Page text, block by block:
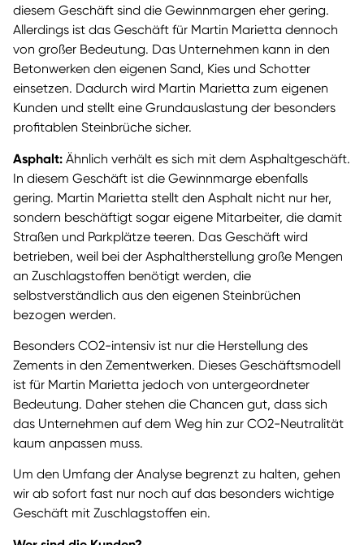
diesem Geschäft sind die Gewinnmargen eher gering.
Allerdings ist das Geschäft für Martin Marietta dennoch
von großer Bedeutung. Das Unternehmen kann in den
Betonwerken den eigenen Sand, Kies und Schotter
einsetzen. Dadurch wird Martin Marietta zum eigenen
Kunden und stellt eine Grundauslastung der besonders
profitablen Steinbrüche sicher.
Asphalt: Ähnlich verhält es sich mit dem Asphaltgeschäft.
In diesem Geschäft ist die Gewinnmarge ebenfalls
gering. Martin Marietta stellt den Asphalt nicht nur her,
sondern beschäftigt sogar eigene Mitarbeiter, die damit
Straßen und Parkplätze teeren. Das Geschäft wird
betrieben, weil bei der Asphaltherstellung große Mengen
an Zuschlagstoffen benötigt werden, die
selbstverständlich aus den eigenen Steinbrüchen
bezogen werden.
Besonders CO2-intensiv ist nur die Herstellung des
Zements in den Zementwerken. Dieses Geschäftsmodell
ist für Martin Marietta jedoch von untergeordneter
Bedeutung. Daher stehen die Chancen gut, dass sich
das Unternehmen auf dem Weg hin zur CO2-Neutralität
kaum anpassen muss.
Um den Umfang der Analyse begrenzt zu halten, gehen
wir ab sofort fast nur noch auf das besonders wichtige
Geschäft mit Zuschlagstoffen ein.